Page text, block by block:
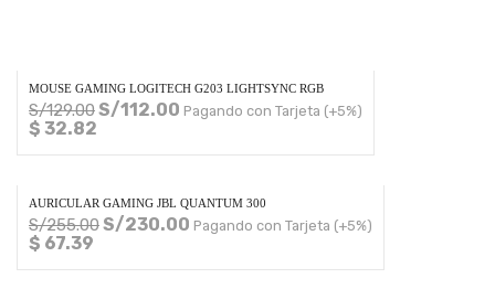
MOUSE GAMING LOGITECH G203 LIGHTSYNC RGB
S/129.00S/112.00 Pagando con Tarjeta (+5%)
$ 32.82
AURICULAR GAMING JBL QUANTUM 300
S/255.00S/230.00 Pagando con Tarjeta (+5%)
$ 67.39